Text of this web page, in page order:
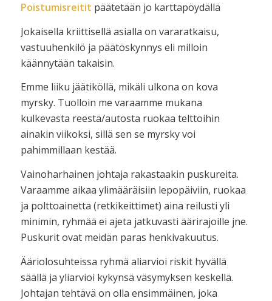
Poistumisreitit päätetään jo karttapöydällä
Jokaisella kriittisellä asialla on vararatkaisu,
vastuuhenkilö ja päätöskynnys eli milloin
käännytään takaisin.
Emme liiku jäätiköllä, mikäli ulkona on kova
myrsky. Tuolloin me varaamme mukana
kulkevasta reestä/autosta ruokaa telttoihin
ainakin viikoksi, sillä sen se myrsky voi
pahimmillaan kestää.
Vainoharhainen johtaja rakastaakin puskureita.
Varaamme aikaa ylimääräisiin lepopäiviin, ruokaa
ja polttoainetta (retkikeittimet) aina reilusti yli
minimin, ryhmää ei ajeta jatkuvasti äärirajoille jne.
Puskurit ovat meidän paras henkivakuutus.
Ääriolosuhteissa ryhmä aliarvioi riskit hyvällä
säällä ja yliarvioi kykynsä väsymyksen keskellä.
Johtajan tehtävä on olla ensimmäinen, joka